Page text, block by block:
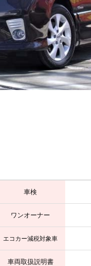
車検
ワンオーナー
エコカー減税対象車
車両取扱説明書